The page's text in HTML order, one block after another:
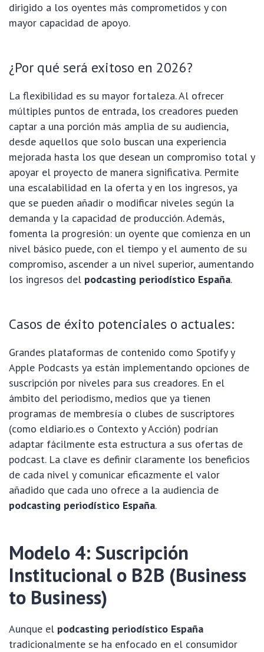
dirigido a los oyentes más comprometidos y con
mayor capacidad de apoyo.
¿Por qué será exitoso en 2026?
La flexibilidad es su mayor fortaleza. Al ofrecer
múltiples puntos de entrada, los creadores pueden
captar a una porción más amplia de su audiencia,
desde aquellos que solo buscan una experiencia
mejorada hasta los que desean un compromiso total y
apoyar el proyecto de manera significativa. Permite
una escalabilidad en la oferta y en los ingresos, ya
que se pueden añadir o modificar niveles según la
demanda y la capacidad de producción. Además,
fomenta la progresión: un oyente que comienza en un
nivel básico puede, con el tiempo y el aumento de su
compromiso, ascender a un nivel superior, aumentando
los ingresos del podcasting periodístico España.
Casos de éxito potenciales o actuales:
Grandes plataformas de contenido como Spotify y
Apple Podcasts ya están implementando opciones de
suscripción por niveles para sus creadores. En el
ámbito del periodismo, medios que ya tienen
programas de membresía o clubes de suscriptores
(como eldiario.es o Contexto y Acción) podrían
adaptar fácilmente esta estructura a sus ofertas de
podcast. La clave es definir claramente los beneficios
de cada nivel y comunicar eficazmente el valor
añadido que cada uno ofrece a la audiencia de
podcasting periodístico España.
Modelo 4: Suscripción
Institucional o B2B (Business
to Business)
Aunque el podcasting periodístico España
tradicionalmente se ha enfocado en el consumidor